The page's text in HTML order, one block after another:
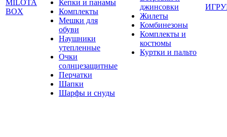
MILOTA
BOX
Кепки и панамы
Комплекты
Мешки для
обуви
Наушники
утепленные
Очки
солнцезащитные
Перчатки
Шапки
Шарфы и снуды
джинсовки
Жилеты
Комбинезоны
Комплекты и
костюмы
Куртки и пальто